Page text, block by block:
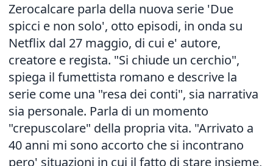
Zerocalcare parla della nuova serie 'Due
spicci e non solo', otto episodi, in onda su
Netflix dal 27 maggio, di cui e' autore,
creatore e regista. "Si chiude un cerchio",
spiega il fumettista romano e descrive la
serie come una "resa dei conti", sia narrativa
sia personale. Parla di un momento
"crepuscolare" della propria vita. "Arrivato a
40 anni mi sono accorto che si incontrano
pero' situazioni in cui il fatto di stare insieme,